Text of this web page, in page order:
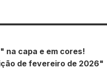
na capa e em cores!
de fevereiro de 2026"